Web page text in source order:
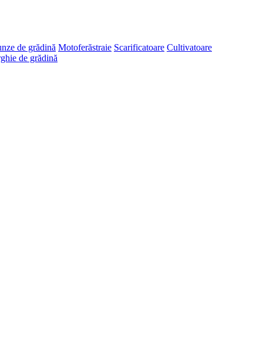
de grădină Motoferăstraie Scarificatoare Cultivatoare
de grădină